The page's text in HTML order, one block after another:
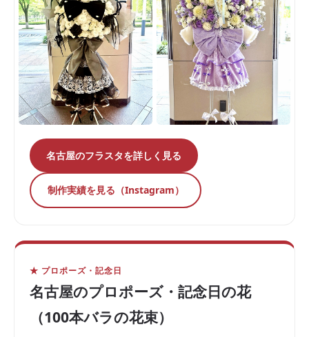
名古屋のフラスタを詳しく見る
制作実績を見る（Instagram）
★ プロポーズ・記念日
名古屋のプロポーズ・記念日の花
（100本バラの花束）